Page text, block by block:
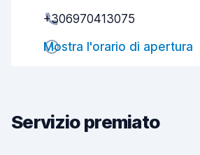
Rapidità del ritiro
Rapidità della riconsegna
Condizioni dell'auto
+306970413075
Mostra l'orario di apertura
Servizio premiato